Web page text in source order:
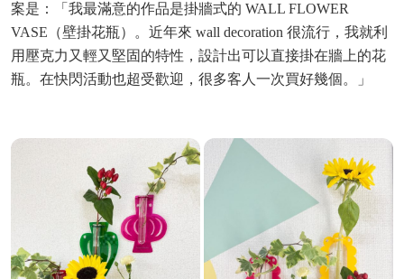
案是：「我最滿意的作品是掛牆式的 WALL FLOWER
VASE（壁掛花瓶）。近年來 wall decoration 很流行，我就利
用壓克力又輕又堅固的特性，設計出可以直接掛在牆上的花
瓶。在快閃活動也超受歡迎，很多客人一次買好幾個。」